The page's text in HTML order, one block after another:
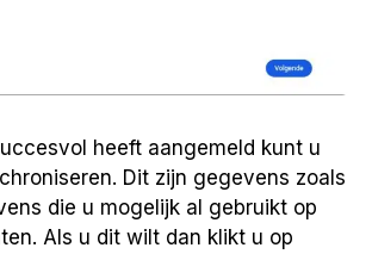
heeft aangemeld kunt u
Dit zijn gegevens zoals
die u mogelijk al gebruikt op
Als u dit wilt dan klikt u op